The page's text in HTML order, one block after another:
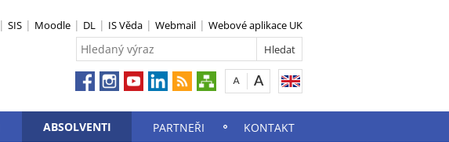
SIS Moodle DL IS Věda Webmail Webové aplikace UK
ABSOLVENTI PARTNEŘI KONTAKT